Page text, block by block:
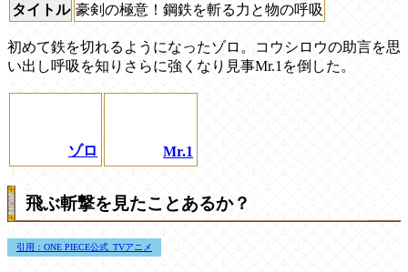
タイトル 豪剣の極意！鋼鉄を斬る力と物の呼吸
初めて鉄を切れるようになったゾロ。コウシロウの助言を思
い出し呼吸を知りさらに強くなり見事Mr.1を倒した。
ゾロ Mr.1
飛ぶ斬撃を見たことあるか？
引用：ONE PIECE公式_TVアニメ